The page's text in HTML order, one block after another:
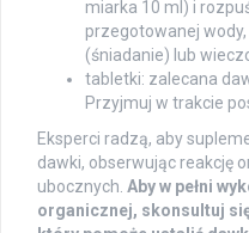
miarka 10 ml) i
przegotowanej
(śniadanie) lub
tabletki: zalecana
Przyjmuj w trakcie
Eksperci radzą, aby
dawki, obserwując reakcję
ubocznych. Aby w pełni
organicznej, skonsultuj